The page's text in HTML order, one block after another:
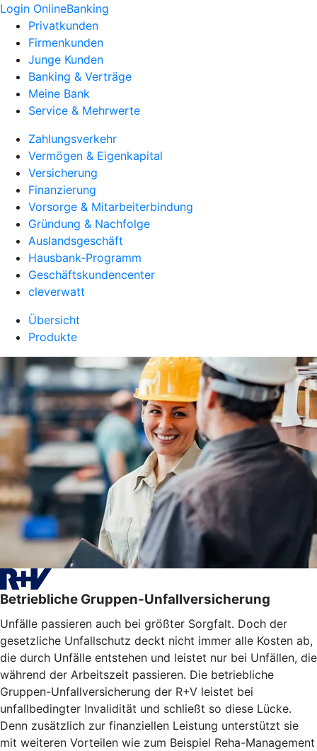
Login OnlineBanking
Privatkunden
Firmenkunden
Junge Kunden
Banking & Verträge
Meine Bank
Service & Mehrwerte
Zahlungsverkehr
Vermögen & Eigenkapital
Versicherung
Finanzierung
Vorsorge & Mitarbeiterbindung
Gründung & Nachfolge
Auslandsgeschäft
Hausbank-Programm
Geschäftskundencenter
cleverwatt
Übersicht
Produkte
Betriebliche Gruppen-Unfallversicherung
Unfälle passieren auch bei größter Sorgfalt. Doch der
gesetzliche Unfallschutz deckt nicht immer alle Kosten ab,
die durch Unfälle entstehen und leistet nur bei Unfällen, die
während der Arbeitszeit passieren. Die betriebliche
Gruppen-Unfallversicherung der R+V leistet bei
unfallbedingter Invalidität und schließt so diese Lücke.
Denn zusätzlich zur finanziellen Leistung unterstützt sie
mit weiteren Vorteilen wie zum Beispiel Reha-Management